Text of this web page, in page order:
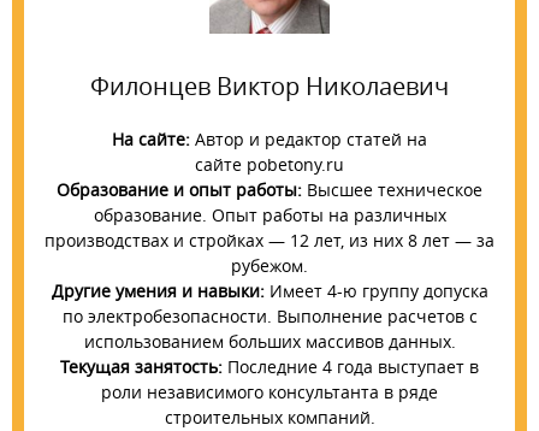
Филонцев Виктор Николаевич
На сайте: Автор и редактор статей на
сайте pobetony.ru
Образование и опыт работы: Высшее техническое
образование. Опыт работы на различных
производствах и стройках — 12 лет, из них 8 лет — за
рубежом.
Другие умения и навыки:Имеет 4-ю группу допуска
по электробезопасности. Выполнение расчетов с
использованием больших массивов данных.
Текущая занятость: Последние 4 года выступает в
роли независимого консультанта в ряде
строительных компаний.